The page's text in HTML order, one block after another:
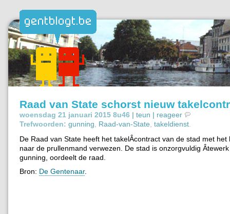
Raad van State schorst nieuw
woensdag 21 januari 2015 8u46 | teun | reageer
Trefwoorden: gunning Raad-van-State takeldienst
De Raad van State heeft het takelÂ­contract van de stad met het
naar de prullenmand verwezen. De stad is onzorgvuldig
gunning, oordeelt de raad.
Bron: De Gentenaar.